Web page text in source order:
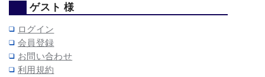
ゲスト 様
ログイン
会員登録
お問い合わせ
利用規約